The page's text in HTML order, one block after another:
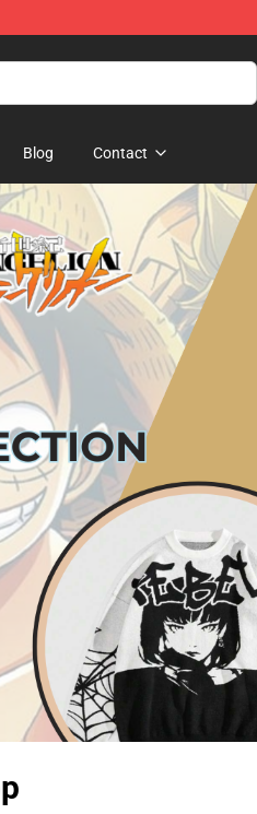
Blog Contact